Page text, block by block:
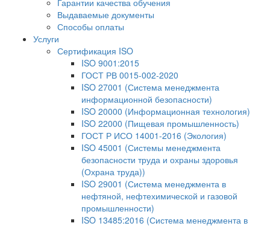
Выдаваемые документы
Способы оплаты
Услуги
Сертификация ISO
ISO 9001:2015
ГОСТ РВ 0015-002-2020
ISO 27001 (Система менеджмента
информационной безопасности)
ISO 20000 (Информационная технология)
ISO 22000 (Пищевая промышленность)
ГОСТ Р ИСО 14001-2016 (Экология)
ISO 45001 (Системы менеджмента
безопасности труда и охраны здоровья
(Охрана труда))
ISO 29001 (Система менеджмента в
нефтяной, нефтехимической и газовой
промышленности)
ISO 13485:2016 (Система менеджмента в